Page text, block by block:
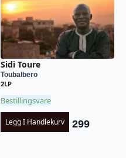
Sidi Toure
Toubalbero
2LP
Bestillingsvare
Legg I Handlekurv 299